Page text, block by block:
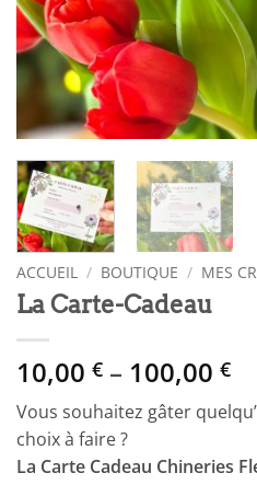
ACCUEIL / BOUTIQUE / MES
La Carte-Cadeau
10,00 € – 100,00 €
Vous souhaitez gâter
choix à faire ?
La Carte Cadeau Chineries